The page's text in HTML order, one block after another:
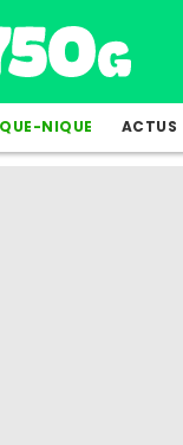
NIQUE ACTUS